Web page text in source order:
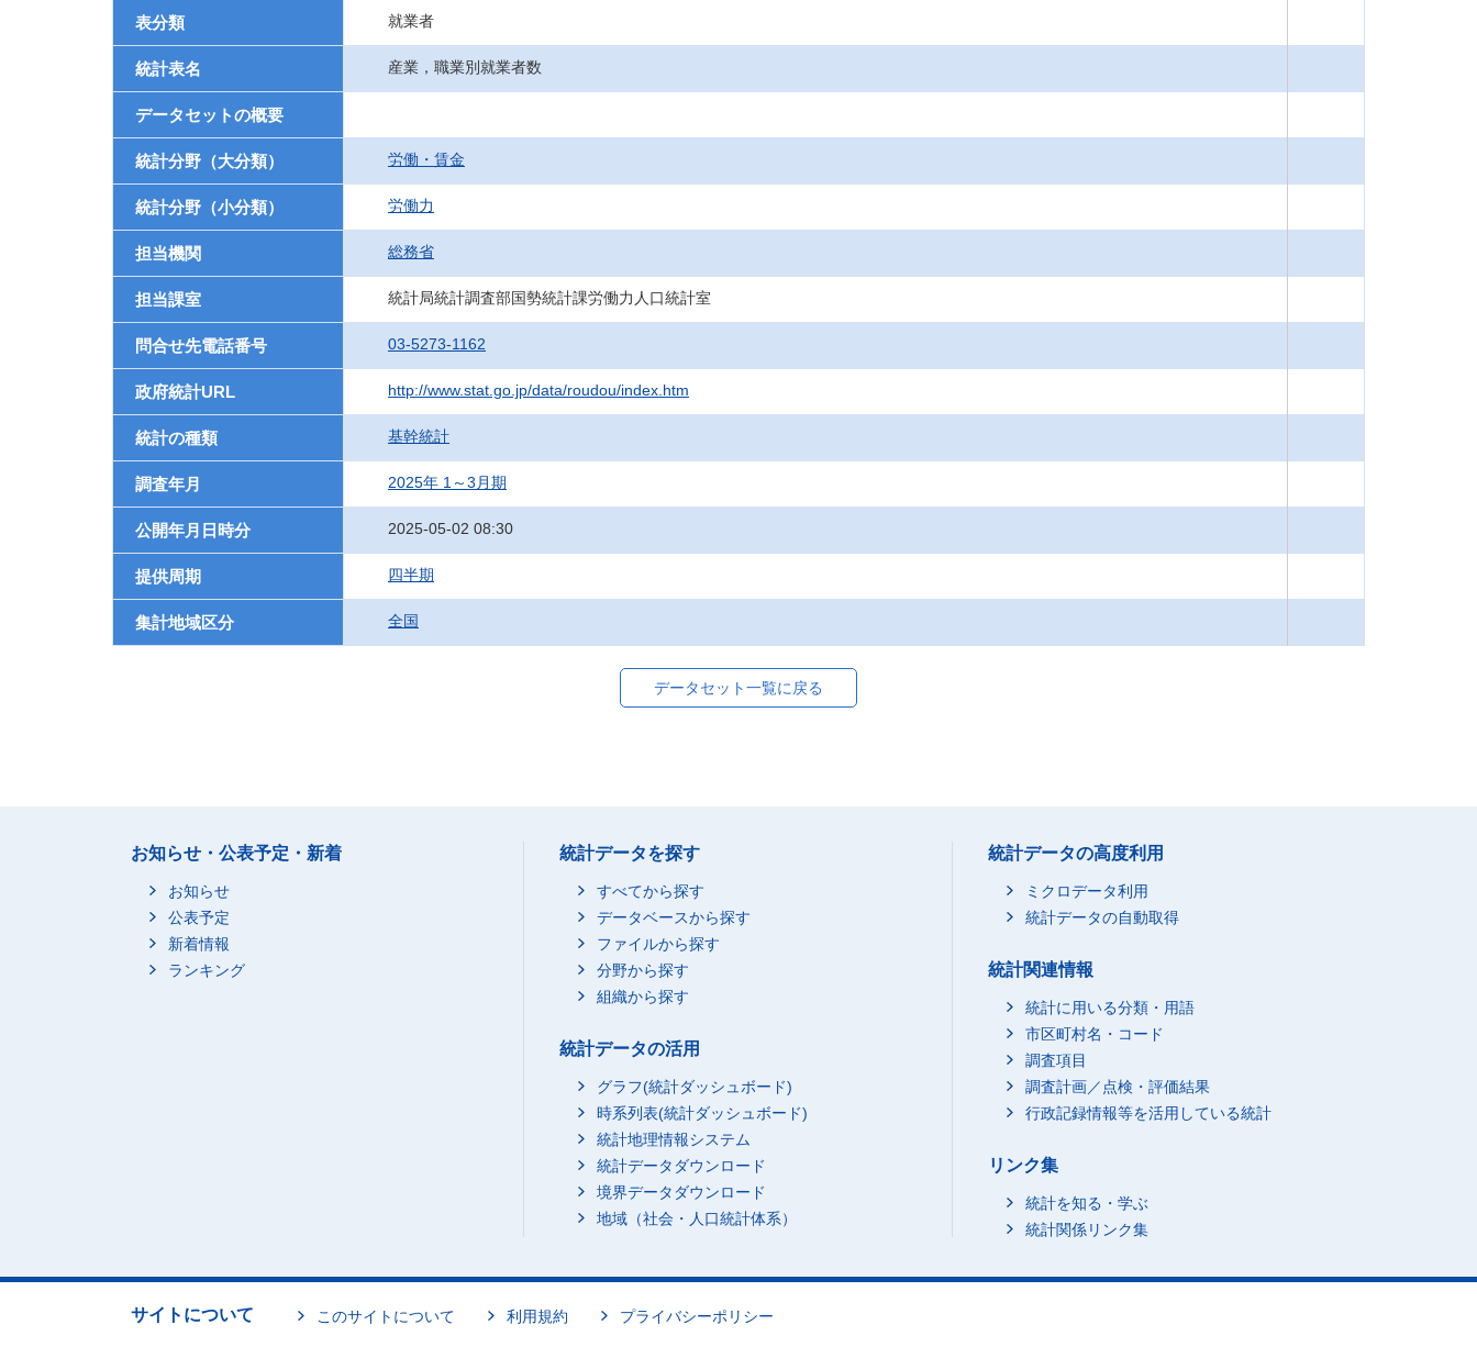
表分類 就業者
統計表名 産業，職業別就業者数
データセットの概要
統計分野（大分類） 労働・賃金
統計分野（小分類） 労働力
担当機関 総務省
担当課室 統計局統計調査部国勢統計課労働力人口統計室
問合せ先電話番号 03-5273-1162
政府統計URL http://www.stat.go.jp/data/roudou/index.htm
統計の種類 基幹統計
調査年月 2025年 1～3月期
公開年月日時分 2025-05-02 08:30
提供周期 四半期
集計地域区分 全国
データセット一覧に戻る
お知らせ・公表予定・新着
お知らせ
公表予定
新着情報
ランキング
統計データを探す
すべてから探す
データベースから探す
ファイルから探す
分野から探す
組織から探す
統計データの活用
グラフ(統計ダッシュボード)
時系列表(統計ダッシュボード)
統計地理情報システム
統計データダウンロード
境界データダウンロード
地域（社会・人口統計体系）
統計データの高度利用
ミクロデータ利用
統計データの自動取得
統計関連情報
統計に用いる分類・用語
市区町村名・コード
調査項目
調査計画／点検・評価結果
行政記録情報等を活用している統計
リンク集
統計を知る・学ぶ
統計関係リンク集
サイトについて このサイトについて 利用規約 プライバシーポリシー